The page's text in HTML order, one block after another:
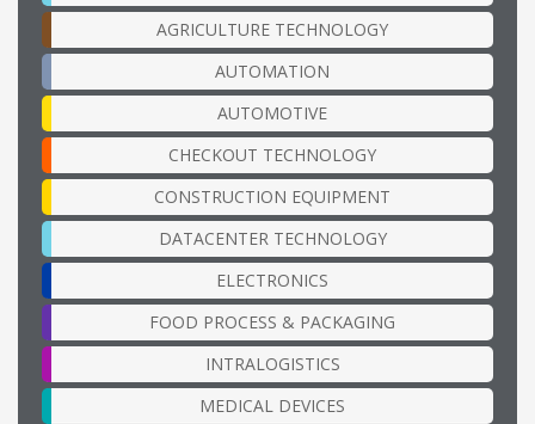
AGRICULTURE TECHNOLOGY
AUTOMATION
AUTOMOTIVE
CHECKOUT TECHNOLOGY
CONSTRUCTION EQUIPMENT
DATACENTER TECHNOLOGY
ELECTRONICS
FOOD PROCESS & PACKAGING
INTRALOGISTICS
MEDICAL DEVICES